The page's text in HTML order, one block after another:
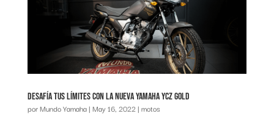
Desafía tus límites con la nueva Yamaha YCZ Gold
porMundo Yamaha| May 16, 2022 | motos